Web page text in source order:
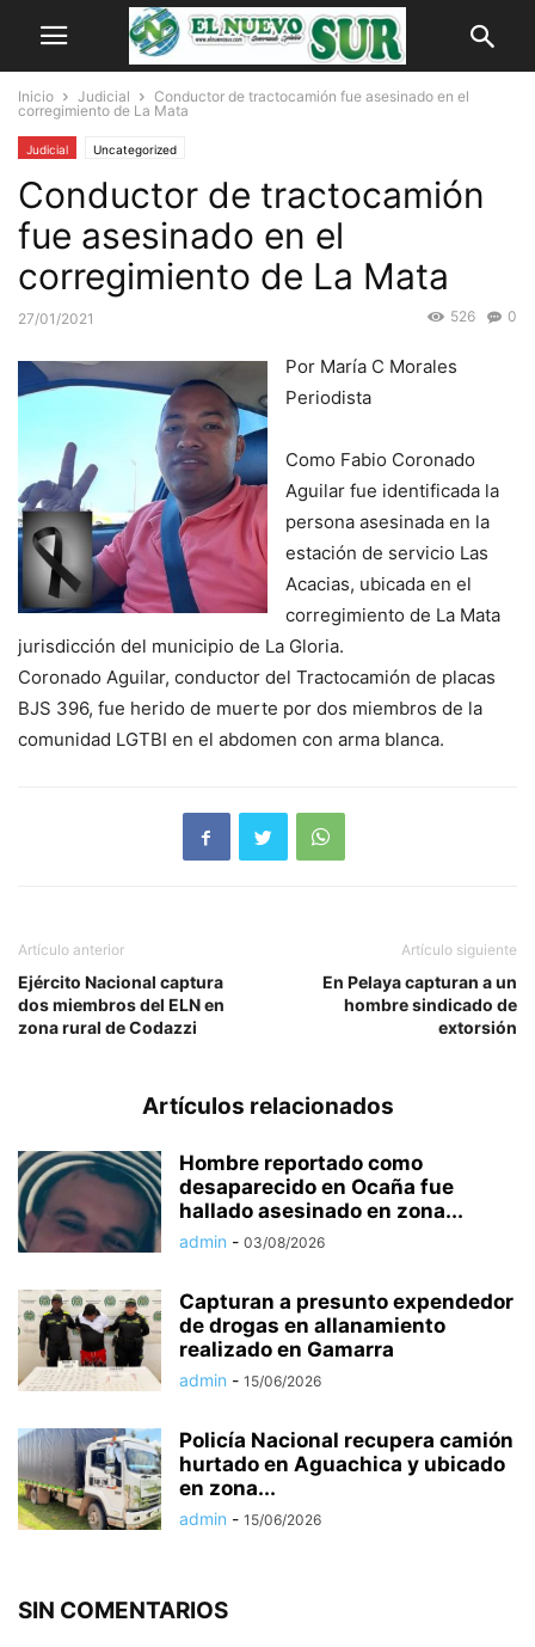
Inicio Judicial
Conductor de tractocamión fue asesinado en el
corregimiento de La Mata
Judicial Uncategorized
Conductor de tractocamión
fue asesinado en el
corregimiento de La Mata
27/01/2021 0
526
Por María C Morales
Periodista
Como Fabio Coronado
Aguilar fue identificada la
persona asesinada en la
estación de servicio Las
Acacias, ubicada en el
corregimiento de La Mata
jurisdicción del municipio de La Gloria.
Coronado Aguilar, conductor del Tractocamión de placas
BJS 396, fue herido de muerte por dos miembros de la
comunidad LGTBI en el abdomen con arma blanca.
Artículo anterior
Ejército Nacional captura
dos miembros del ELN en
zona rural de Codazzi
Artículo siguiente
En Pelaya capturan a un
hombre sindicado de
extorsión
Artículos relacionados
Hombre reportado como
desaparecido en Ocaña fue
hallado asesinado en zona...
admin - 03/08/2026
Capturan a presunto expendedor
de drogas en allanamiento
realizado en Gamarra
admin - 15/06/2026
Policía Nacional recupera camión
hurtado en Aguachica y ubicado
en zona...
admin - 15/06/2026
SIN COMENTARIOS